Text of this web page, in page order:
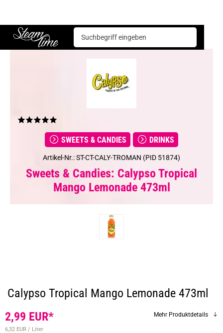
Steam time
Sweets & Candies Drinks
SWEETS & CANDIES DRINKS
Artikel-Nr.: ST-CT-CALY-TROMAN (PID 51874)
Sweets & Candies: Calypso Tropical
Mango Lemonade 473ml
Calypso Tropical Mango Lemonade 473ml
2,99 EUR*
6,32 EUR / Liter
Mehr Produktdetails